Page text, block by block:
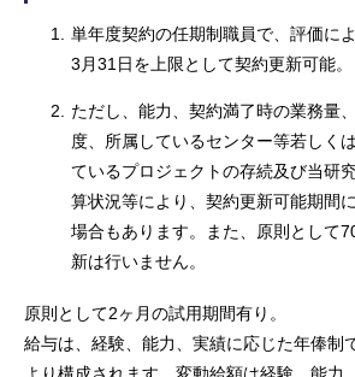
1.
単年度契約の任期制職員で、評価に
3月31日を上限として契約更新可能。
2.
ただし、能力、契約満了時の業務量
度、所属しているセンター等若しく
ているプロジェクトの存続及び当研
算状況等により、契約更新可能期間
場合もあります。また、原則として
新は行いません。
原則として2ヶ月の試用期間有り。
給与は、経験、能力、実績に応じた年俸制